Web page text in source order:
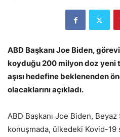
ABD Başkanı Joe Biden,
koyduğu 200 milyon doz yeni
aşısı hedefine beklenenden
olacaklarını açıkladı.
ABD Başkanı Joe Biden, Beyaz
konuşmada, ülkedeki Kovid-19